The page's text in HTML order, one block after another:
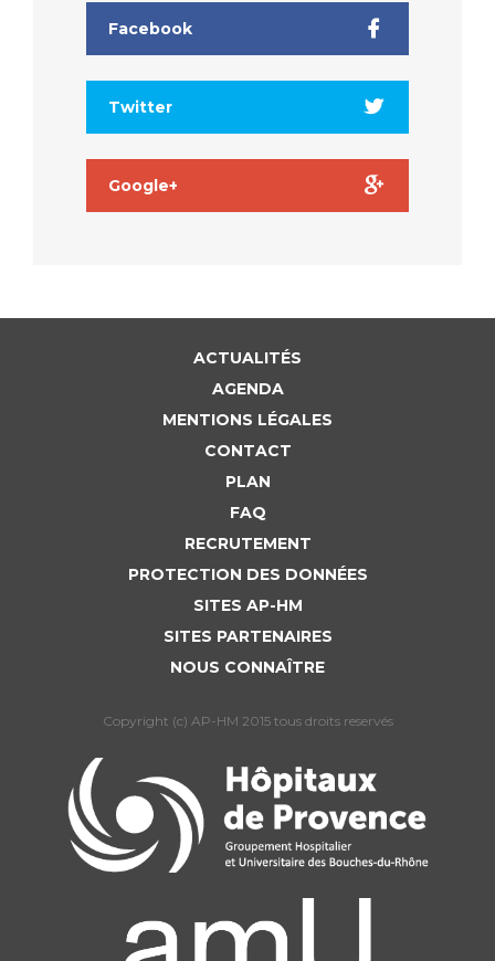
Facebook
Twitter
Google+
ACTUALITÉS
AGENDA
MENTIONS LÉGALES
CONTACT
PLAN
FAQ
RECRUTEMENT
PROTECTION DES DONNÉES
SITES AP-HM
SITES PARTENAIRES
NOUS CONNAÎTRE
Copyright (c) AP-HM 2015 tous droits reservés